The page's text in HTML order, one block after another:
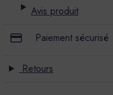
Avis produit
Paiement sécurisé
Retours